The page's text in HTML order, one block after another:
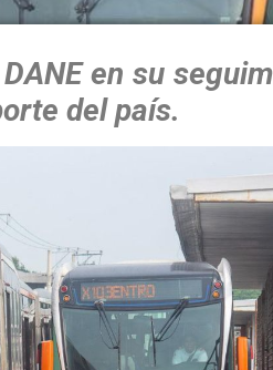
en su
del país.